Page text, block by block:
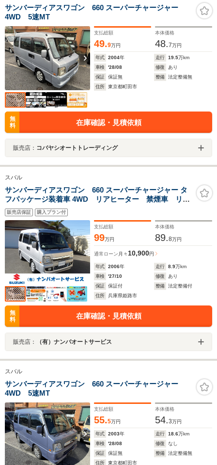
サンバーディアスワゴン 660 スーパーチャージャー
4WD 5速MT
支払総額
49.9万円
本体価格
48.7万円
年式 2004年 走行 19.5万km
車検
'28/08 修復
あり
保証
保証無 整備
法定整備無
住所
東京都町田市
無
料
在庫確認・見積依頼
販売店： コバヤシオートトレーディング
スバル
サンバーディアスワゴン 660 スーパーチャージャー タ
フパッケージ装着車 4WD リアヒーター 禁煙車 リア
スポイラー 撥水シート キーレスキー フォグライ
ト Wエアバック ABS 純正13インチアルミホイー
ル プライバシーガラス ハイルーフ
販売店保証 購入プラン付
支払総額
99万円
本体価格
89.8万円
通常ローン 月々 10,900円
年式 2006年 走行 8.9万km
車検
'27/10 修復
あり
保証
保証付 整備
法定整備付
住所
兵庫県姫路市
無
料
在庫確認・見積依頼
販売店： （有）ナンバオートサービス
スバル
サンバーディアスワゴン 660 スーパーチャージャー
4WD 5速MT
支払総額
55.5万円
本体価格
54.3万円
年式 2003年 走行 18.6万km
車検
'28/08 修復
なし
保証
保証無 整備
法定整備無
住所
東京都町田市